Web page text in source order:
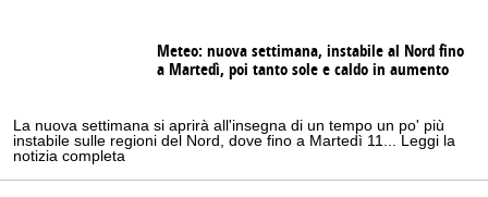
Meteo: nuova settimana, instabile al Nord fino
a Martedì, poi tanto sole e caldo in aumento
La nuova settimana si aprirà all'insegna di un tempo un po' più
instabile sulle regioni del Nord, dove fino a Martedì 11... Leggi la
notizia completa